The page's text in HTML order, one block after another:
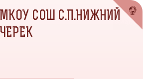
МКОУ СОШ С.П.НИЖНИЙ
ЧЕРЕК